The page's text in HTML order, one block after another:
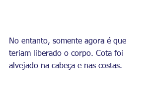
No entanto, somente agora é que
teriam liberado o corpo. Cota foi
alvejado na cabeça e nas costas.